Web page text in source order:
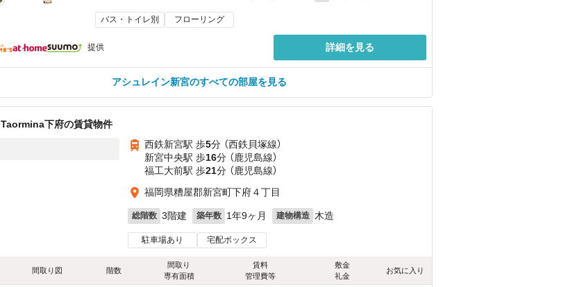
バス・トイレ別 フローリング
提供 詳細を見る
アシュレイン新宮のすべての部屋を見る
Taormina下府の賃貸物件
西鉄新宮駅 歩5分 （西鉄貝塚線）
新宮中央駅 歩16分 （鹿児島線）
福工大前駅 歩21分 （鹿児島線）
福岡県糟屋郡新宮町下府４丁目
総階数 3階建 築年数 1年9ヶ月 建物構造 木造
駐車場あり 宅配ボックス
間取り図 階数
間取り
専有面積
賃料
管理費等
敷金
礼金
お気に入り